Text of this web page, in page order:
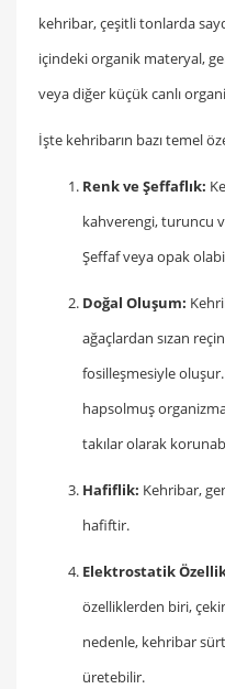
kehribar, çeşitli tonlarda
içindeki organik materyal,
veya diğer küçük canlı
İşte kehribarın bazı temel
Renk ve Şeffaflık:
kahverengi, turuncu
Şeffaf veya opak
Doğal Oluşum:
ağaçlardan sızan
fosilleşmesiyle
hapsolmuş
takılar olarak
Hafiflik: Kehribar,
hafiftir.
Elektrostatik
özelliklerden biri,
nedenle, kehribar
üretebilir.